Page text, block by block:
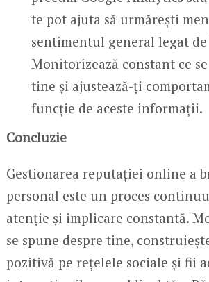
te pot ajuta să urmărești
sentimentul general legat
Monitorizează constant ce
tine și ajustează-ți
funcție de aceste informații.
Concluzie
Gestionarea reputației online a
personal este un proces
atenție și implicare constantă.
se spune despre tine,
pozitivă pe rețelele sociale și fii